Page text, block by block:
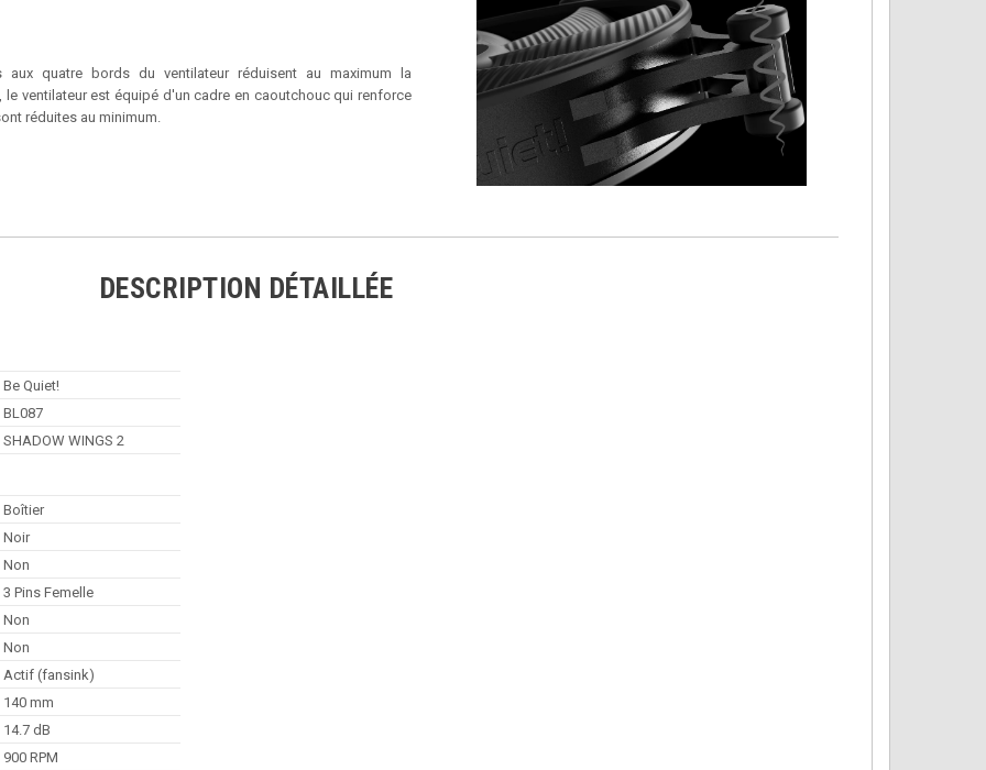
quatre bords du ventilateur réduisent au maximum la
ventilateur est équipé d'un cadre en caoutchouc qui renforce
réduites au minimum.
DESCRIPTION DÉTAILLÉE
Be Quiet!
BL087
SHADOW WINGS 2
Boîtier
Noir
Non
3 Pins Femelle
Non
Non
Actif (fansink)
140 mm
14.7 dB
900 RPM